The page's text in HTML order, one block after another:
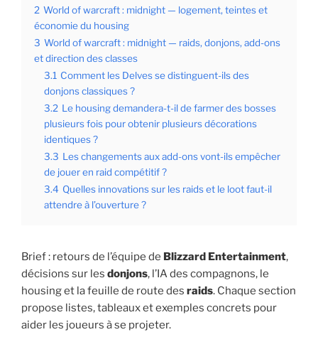
2 World of warcraft : midnight — logement, teintes et
économie du housing
3 World of warcraft : midnight — raids, donjons, add-ons
et direction des classes
3.1 Comment les Delves se distinguent-ils des
donjons classiques ?
3.2 Le housing demandera-t-il de farmer des bosses
plusieurs fois pour obtenir plusieurs décorations
identiques ?
3.3 Les changements aux add-ons vont-ils empêcher
de jouer en raid compétitif ?
3.4 Quelles innovations sur les raids et le loot faut-il
attendre à l’ouverture ?
Brief : retours de l’équipe de Blizzard Entertainment,
décisions sur les donjons, l’IA des compagnons, le
housing et la feuille de route des raids. Chaque section
propose listes, tableaux et exemples concrets pour
aider les joueurs à se projeter.